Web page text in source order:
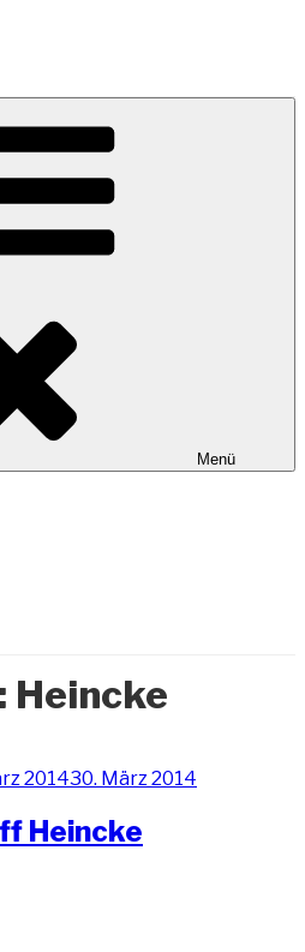
Container
Menü
Heincke
201430. März 2014
Heincke